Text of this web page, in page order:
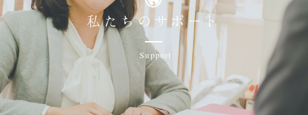
私たちのサポート
Support